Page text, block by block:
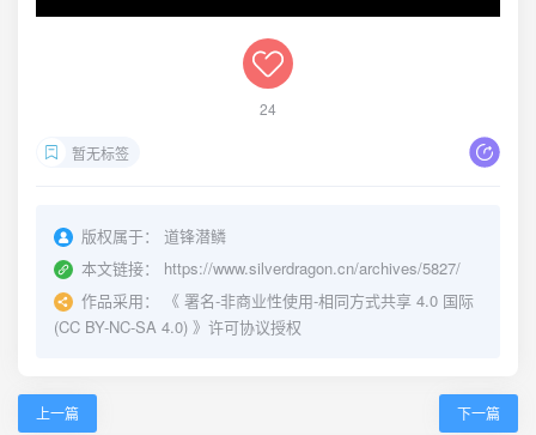
24
暂无标签
版权属于：
道锋潜鳞
本文链接：
https://www.silverdragon.cn/archives/5827/
作品采用：
《 署名-非商业性使用-相同方式共享 4.0 国际
(CC BY-NC-SA 4.0) 》许可协议授权
上一篇 下一篇